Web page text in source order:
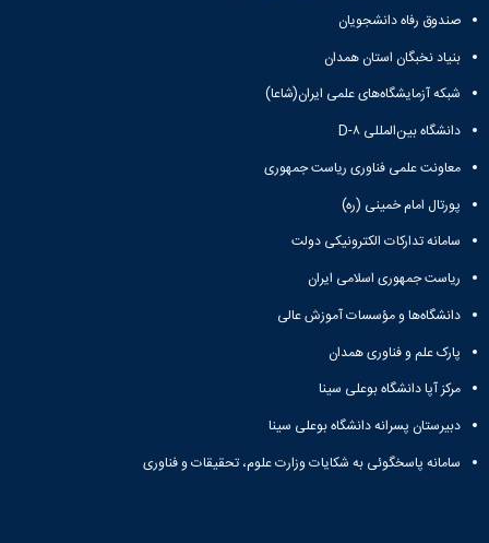
صندوق رفاه دانشجویان
بنیاد نخبگان استان همدان
شبکه آزمایشگاه‌های علمی ایران(شاعا)
دانشگاه بین‌المللی D-۸
معاونت علمی فناوری ریاست جمهوری
پورتال امام خمینی (ره)
سامانه تدارکات الکترونیکی دولت
ریاست جمهوری اسلامی ایران
دانشگاه‌ها و مؤسسات آموزش عالی
پارک علم و فناوری همدان
مرکز آپا دانشگاه بوعلی سینا
دبیرستان پسرانه دانشگاه بوعلی سینا
سامانه پاسخگوئی به شکایات وزارت علوم، تحقیقات و فناوری